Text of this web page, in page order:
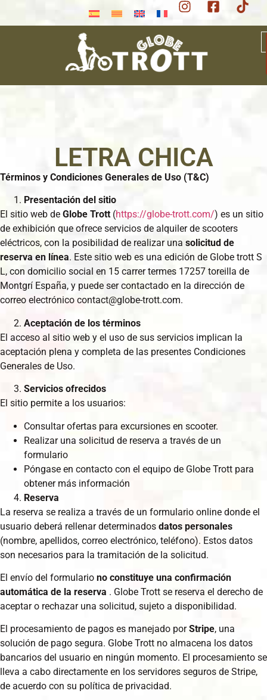
LETRA CHICA
Términos y Condiciones Generales de Uso (T&C)
Presentación del sitio
El sitio web de Globe Trott(https://globe-trott.com/) es un sitio
de exhibición que ofrece servicios de alquiler de scooters
eléctricos, con la posibilidad de realizar una solicitud de
reserva en línea. Este sitio web es una edición de Globe trott S
L, con domicilio social en 15 carrer termes 17257 toreilla de
Montgrí España, y puede ser contactado en la dirección de
correo electrónico contact@globe-trott.com.
Aceptación de los términos
El acceso al sitio web y el uso de sus servicios implican la
aceptación plena y completa de las presentes Condiciones
Generales de Uso.
Servicios ofrecidos
El sitio permite a los usuarios:
Consultar ofertas para excursiones en scooter.
Realizar una solicitud de reserva a través de un
formulario
Póngase en contacto con el equipo de Globe Trott para
obtener más información
Reserva
La reserva se realiza a través de un formulario online donde el
usuario deberá rellenar determinados datos personales
(nombre, apellidos, correo electrónico, teléfono). Estos datos
son necesarios para la tramitación de la solicitud.
El envío del formulario no constituye una confirmación
automática de la reserva . Globe Trott se reserva el derecho de
aceptar o rechazar una solicitud, sujeto a disponibilidad.
El procesamiento de pagos es manejado porStripe, una
solución de pago segura. Globe Trott no almacena los datos
bancarios del usuario en ningún momento. El procesamiento se
lleva a cabo directamente en los servidores seguros de Stripe,
de acuerdo con su política de privacidad.